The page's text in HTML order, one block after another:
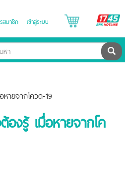
สมาชิก เข้าสู่ระบบ
ค้น
ายจากโควิด-19
องรู้ เมื่อหายจากโค